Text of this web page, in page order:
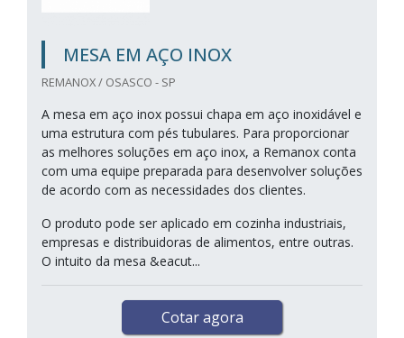
MESA EM AÇO INOX
REMANOX / OSASCO - SP
A mesa em aço inox possui chapa em aço inoxidável e
uma estrutura com pés tubulares. Para proporcionar
as melhores soluções em aço inox, a Remanox conta
com uma equipe preparada para desenvolver soluções
de acordo com as necessidades dos clientes.
O produto pode ser aplicado em cozinha industriais,
empresas e distribuidoras de alimentos, entre outras.
O intuito da mesa &eacut...
Cotar agora